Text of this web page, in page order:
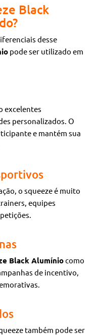
Black
desse
pode ser utilizado em
excelentes
personalizados. O
e mantém sua
o squeeze é muito
equipes
Black Alumíniocomo
de incentivo,
também pode ser